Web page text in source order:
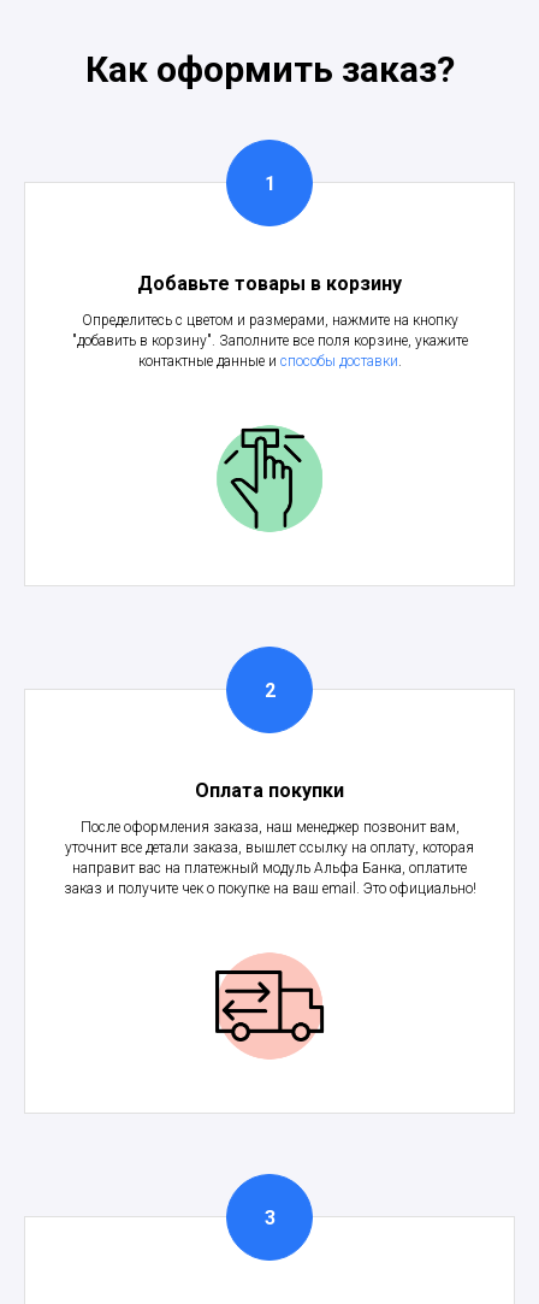
Как оформить заказ?
Добавьте товары в корзину
Определитесь с цветом и размерами, нажмите на кнопку
"добавить в корзину". Заполните все поля корзине, укажите
контактные данные и способы доставки.
Оплата покупки
После оформления заказа, наш менеджер позвонит вам,
уточнит все детали заказа, вышлет ссылку на оплату, которая
направит вас на платежный модуль Альфа Банка, оплатите
заказ и получите чек о покупке на ваш email. Это официально!